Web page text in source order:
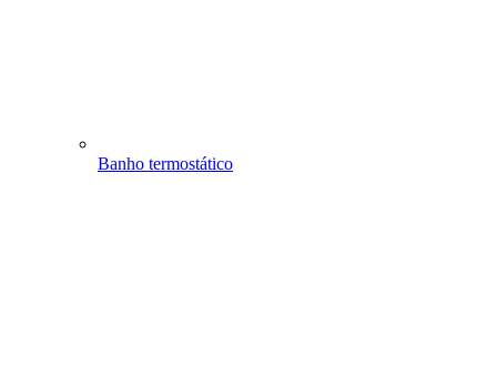
Banho termostático